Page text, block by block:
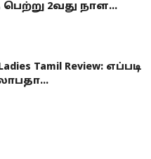
2வது நாள...
Tamil Review: எப்படி